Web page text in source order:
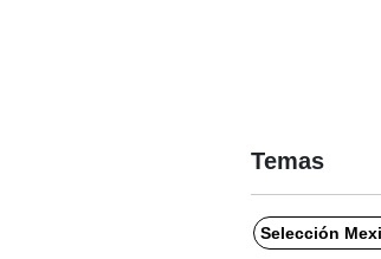
Temas
Selección